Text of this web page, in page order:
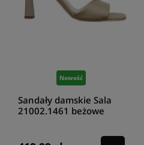
Nowość
Sandały damskie Sala
21002.1461 beżowe